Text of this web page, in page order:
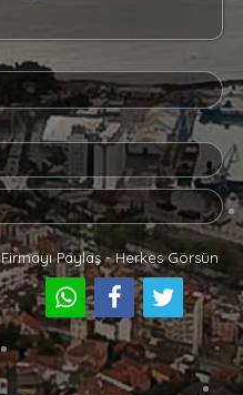
Firmayı Paylaş - Herkes Görsün